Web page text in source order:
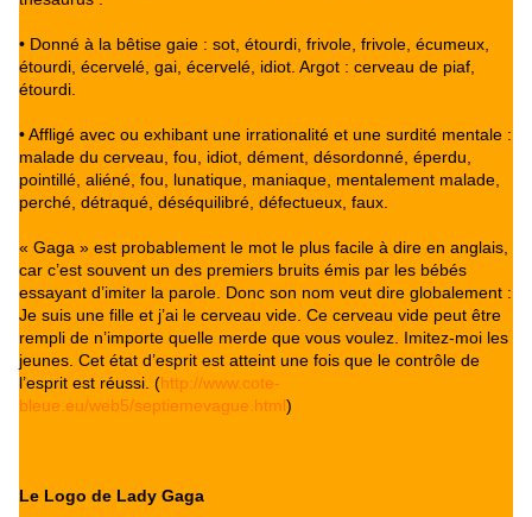
• Donné à la bêtise gaie : sot, étourdi, frivole, frivole, écumeux,
étourdi, écervelé, gai, écervelé, idiot. Argot : cerveau de piaf,
étourdi.
• Affligé avec ou exhibant une irrationalité et une surdité mentale :
malade du cerveau, fou, idiot, dément, désordonné, éperdu,
pointillé, aliéné, fou, lunatique, maniaque, mentalement malade,
perché, détraqué, déséquilibré, défectueux, faux.
« Gaga » est probablement le mot le plus facile à dire en anglais,
car c’est souvent un des premiers bruits émis par les bébés
essayant d’imiter la parole. Donc son nom veut dire globalement :
Je suis une fille et j’ai le cerveau vide. Ce cerveau vide peut être
rempli de n’importe quelle merde que vous voulez. Imitez-moi les
jeunes. Cet état d’esprit est atteint une fois que le contrôle de
l’esprit est réussi. (http://www.cote-
bleue.eu/web5/septiemevague.html)
Le Logo de Lady Gaga